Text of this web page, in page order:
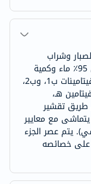
وشراب
الصبار، مما يمنحه نكهة لطيفة. يحتوي على 95٪ ماء وكمية
متنوعة من الفيتامينات، مثل بيتا كاروتين، وفيتامينات ب1، وب2،
هـ،
طريق تقشير
يتماشى مع معايير
يتم عصر الجزء
على خصائصه